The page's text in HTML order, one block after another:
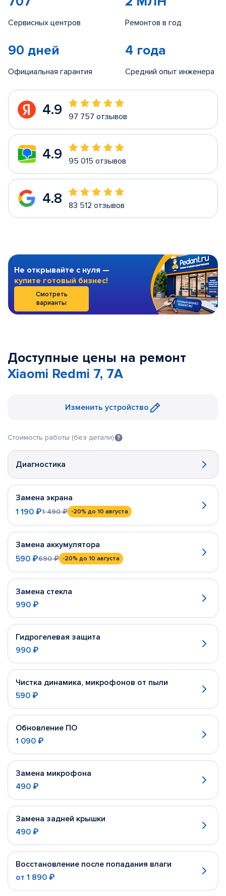
Сервисных центров Ремонтов в год
90 дней
Официальная гарантия
4 года
Средний опыт инженера
4.9 97 757 отзывов
4.9 95 015 отзывов
4.8 83 512 отзывов
Не открывайте с нуля —
купите готовый бизнес!
Смотреть
варианты
Доступные цены на ремонт
Xiaomi Redmi 7, 7A
Изменить устройство
Стоимость работы (без детали)
Диагностика
Замена экрана
1 190 ₽1 490 ₽ -20% до 10 августа
Замена аккумулятора
590 ₽690 ₽ -20% до 10 августа
Замена стекла
990 ₽
Гидрогелевая защита
990 ₽
Чистка динамика, микрофонов от пыли
590 ₽
Обновление ПО
1 090 ₽
Замена микрофона
490 ₽
Замена задней крышки
490 ₽
Восстановление после попадания влаги
от 1 890 ₽